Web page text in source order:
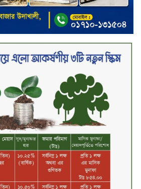
বিদায়ী সপ্তাহে দর বৃদ্ধির শীর্ষে ফারইস্ট
ফাইন্যান্স
বিদায়ী সপ্তাহে লেনদেনের শীর্ষে শার্প
ইন্ডাস্ট্রিজ
চুয়াডাঙ্গায় বিএআরআই’র কৃষি গবেষণা
কেন্দ্র, মেহেরপুর এর আঞ্চলিক রিভিউ
কর্মশালা/২০২৫-২৬ অনুষ্ঠিত
মুসলিম নিকাহ রেজিস্ট্রার কল্যাণ
পরিষদের সম্মেলন অনুষ্ঠিত